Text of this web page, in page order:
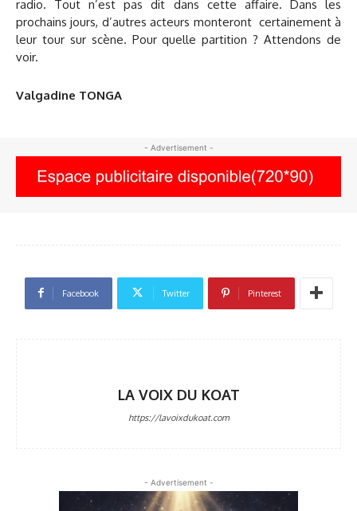
radio. Tout n’est pas dit dans cette affaire. Dans les
prochains jours, d’autres acteurs monteront certainement à
leur tour sur scène. Pour quelle partition ? Attendons de
voir.
Valgadine TONGA
- Advertisement -
Facebook Twitter Pinterest
LA VOIX DU KOAT
https://lavoixdukoat.com
- Advertisement -